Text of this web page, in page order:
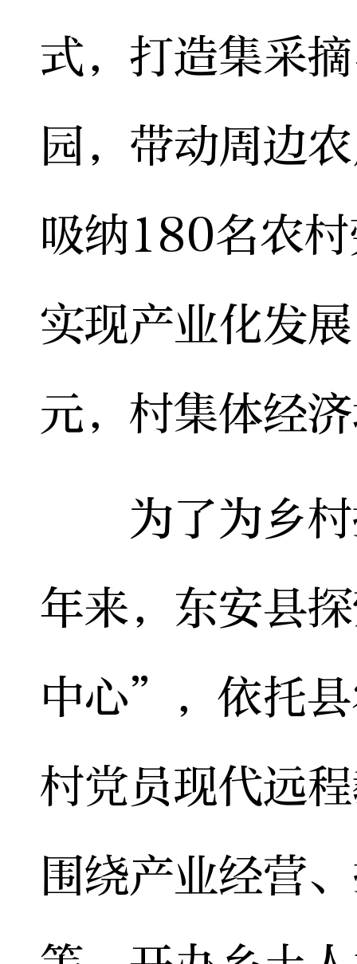
式，打造集采
园，带动周边
吸纳180名农
实现产业化发
元，村集体经
为了为乡村
年来，东安县
中心”，依托
村党员现代远
围绕产业经营